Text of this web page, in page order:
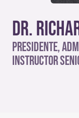
Dr.
Presidente,
Instructor